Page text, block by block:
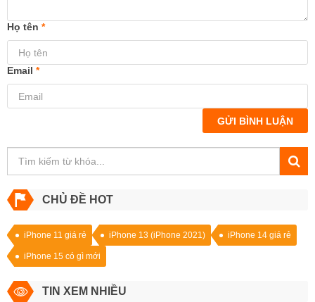
Họ tên *
Email *
GỬI BÌNH LUẬN
CHỦ ĐỀ HOT
iPhone 11 giá rẻ iPhone 13 (iPhone 2021) iPhone 14 giá rẻ
iPhone 15 có gì mới
TIN XEM NHIỀU